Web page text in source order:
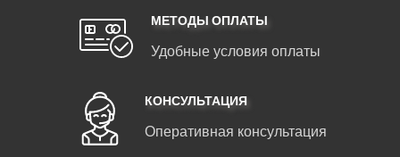
МЕТОДЫ ОПЛАТЫ
Удобные условия оплаты
КОНСУЛЬТАЦИЯ
Оперативная консультация